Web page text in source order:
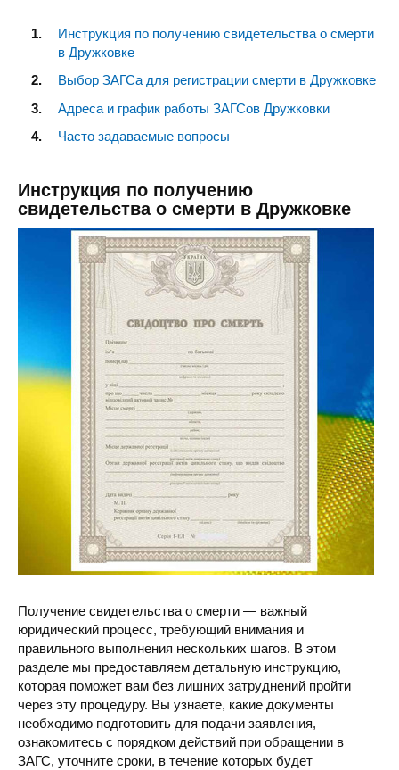
Инструкция по получению свидетельства о смерти
в Дружковке
Выбор ЗАГСа для регистрации смерти в Дружковке
Адреса и график работы ЗАГСов Дружковки
Часто задаваемые вопросы
Инструкция по получению
свидетельства о смерти в Дружковке
Получение свидетельства о смерти — важный
юридический процесс, требующий внимания и
правильного выполнения нескольких шагов. В этом
разделе мы предоставляем детальную инструкцию,
которая поможет вам без лишних затруднений пройти
через эту процедуру. Вы узнаете, какие документы
необходимо подготовить для подачи заявления,
ознакомитесь с порядком действий при обращении в
ЗАГС, уточните сроки, в течение которых будет